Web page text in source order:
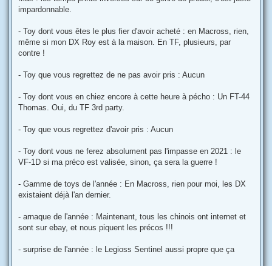
impardonnable.
- Toy dont vous êtes le plus fier d'avoir acheté : en Macross, rien,
même si mon DX Roy est à la maison. En TF, plusieurs, par
contre !
- Toy que vous regrettez de ne pas avoir pris : Aucun
- Toy dont vous en chiez encore à cette heure à pécho : Un FT-44
Thomas. Oui, du TF 3rd party.
- Toy que vous regrettez d'avoir pris : Aucun
- Toy dont vous ne ferez absolument pas l'impasse en 2021 : le
VF-1D si ma préco est valisée, sinon, ça sera la guerre !
- Gamme de toys de l'année : En Macross, rien pour moi, les DX
existaient déjà l'an dernier.
- arnaque de l'année : Maintenant, tous les chinois ont internet et
sont sur ebay, et nous piquent les précos !!!
- surprise de l'année : le Legioss Sentinel aussi propre que ça